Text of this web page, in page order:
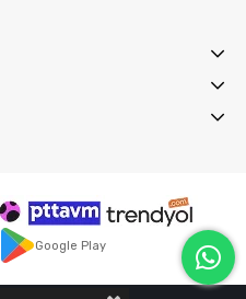
Google Play